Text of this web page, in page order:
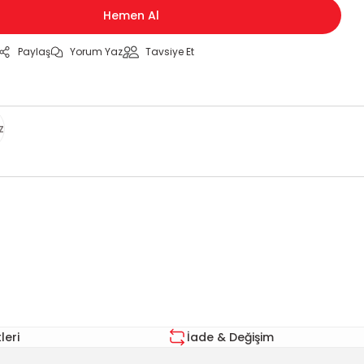
Hemen Al
Paylaş Yorum Yaz Tavsiye Et
İade & Değişim